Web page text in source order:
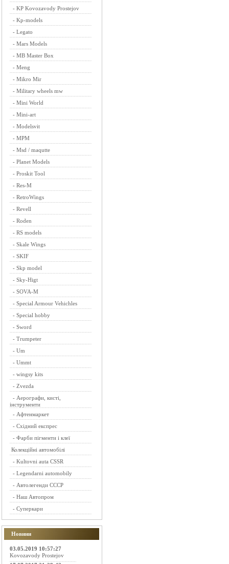
- KP Kovozavody Prostejov
- Kp-models
- Legato
- Mars Models
- MB Master Box
- Meng
- Mikro Mir
- Military wheels mw
- Mini World
- Mini-art
- Modelsvit
- MPM
- Msd / maqutte
- Planet Models
- Proskit Tool
- Res-M
- RetroWings
- Revell
- Roden
- RS models
- Skale Wings
- SKIF
- Skp model
- Sky-Higt
- SOVA-M
- Special Armour Vehichles
- Special hobby
- Sword
- Trumpeter
- Um
- Ummt
- wingsy kits
- Zvezda
- Аерографи, кисті,
інструменти
- Афтенмаркет
- Східний експрес
- Фарби пігменти і клеї
Колекційні автомобілі
- Kultovni auta CSSR
- Legendarni automobily
- Автолегенди СССР
- Наш Автопром
- Суперкари
Новини
03.05.2019 10:57:27
Kovozavody Prostejov